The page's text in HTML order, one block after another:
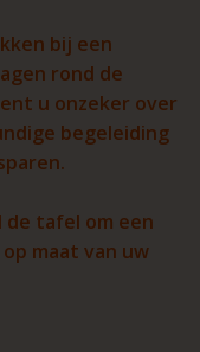
bij een
rond de
u onzeker over
begeleiding
de tafel om een
maat van uw